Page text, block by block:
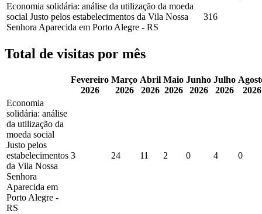
Economia solidária: análise da utilização da moeda
social Justo pelos estabelecimentos da Vila Nossa
Senhora Aparecida em Porto Alegre - RS
316
Total de visitas por mês
Fevereiro
2026
Março
2026
Abril
2026
Maio
2026
Junho
2026
Julho
2026
2026
Economia
solidária: análise
da utilização da
moeda social
Justo pelos
estabelecimentos
da Vila Nossa
Senhora
Aparecida em
Porto Alegre -
RS
3 24 11 2 0 4 0